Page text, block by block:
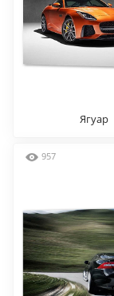
Ягуар
957